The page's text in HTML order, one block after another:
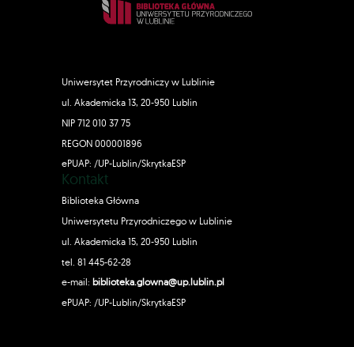
Uniwersytet Przyrodniczy w Lublinie
ul. Akademicka 13, 20-950 Lublin
NIP 712 010 37 75
REGON 000001896
ePUAP: /UP-Lublin/SkrytkaESP
Kontakt
Biblioteka Główna
Uniwersytetu Przyrodniczego w Lublinie
ul. Akademicka 15, 20-950 Lublin
tel. 81 445-62-28
e-mail: biblioteka.glowna@up.lublin.pl
ePUAP: /UP-Lublin/SkrytkaESP